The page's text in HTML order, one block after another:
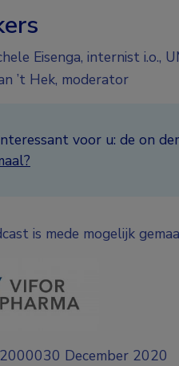
Eisenga, internist i.o.,
’t Hek, moderator
voor u: de on
is mede mogelijk
December 2020